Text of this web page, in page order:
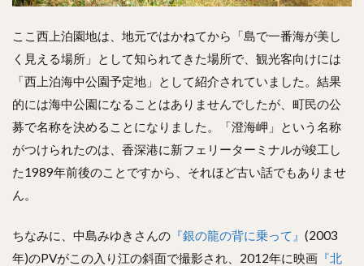
ここ西上泊園地は、地元ではかねてから「島で一番海が美し
く見える場所」として知られてきた場所で、観光客向けには
「西上泊海中公園予定地」として紹介されていました。結果
的には海中公園になることはありませんでしたが、町民の公
募で名称を決めることになりました。「澄海岬」という名称
がつけられたのは、香深港に新フェリーターミナルが竣工し
た1989年前後のことですから、それほど古い話でもありませ
ん。
ちなみに、中島みゆきさんの 『銀の龍の背に乗って』 (2003
年)のPVがこの入り江の斜面で撮影され、2012年に映画 『北